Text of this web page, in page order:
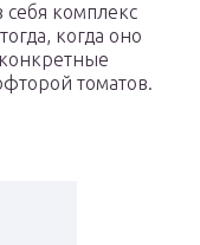
комплекс
когда оно
томатов.